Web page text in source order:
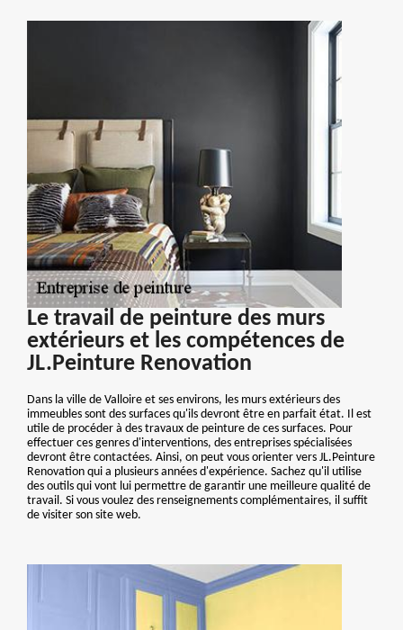
Le travail de peinture des murs
extérieurs et les compétences de
JL.Peinture Renovation
Dans la ville de Valloire et ses environs, les murs extérieurs des
immeubles sont des surfaces qu'ils devront être en parfait état. Il est
utile de procéder à des travaux de peinture de ces surfaces. Pour
effectuer ces genres d'interventions, des entreprises spécialisées
devront être contactées. Ainsi, on peut vous orienter vers JL.Peinture
Renovation qui a plusieurs années d'expérience. Sachez qu'il utilise
des outils qui vont lui permettre de garantir une meilleure qualité de
travail. Si vous voulez des renseignements complémentaires, il suffit
de visiter son site web.